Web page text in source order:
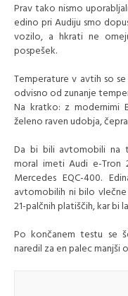
Prav tako nismo
edino pri Audiju smo
vozilo, a hkrati ne
pospešek.
Temperature v avtih so
odvisno od zunanje
Na kratko: z modernimi
želeno raven udobja,
Da bi bili avtomobili na
moral imeti Audi e-Tron
Mercedes EQC-400.
avtomobilih ni bilo
21-palčnih platiščih, kar
Po končanem testu se
naredil za en palec manjši